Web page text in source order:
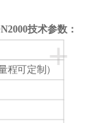
技术参数：
+
程可定制）